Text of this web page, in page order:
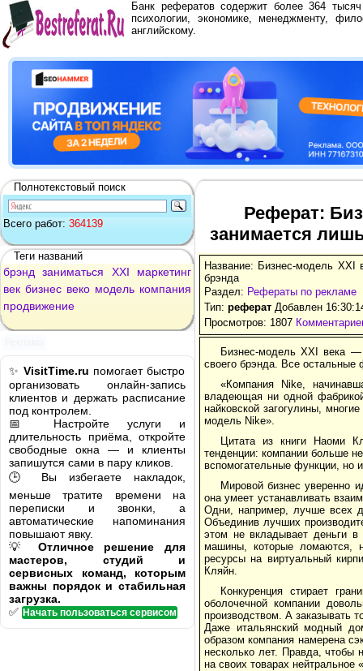
Банк рефератов содержит более 364
психологии, экономике, менеджменту,
английскому.
Полнотекстовый поиск
Всего работ: 364139
Теги названий
брэнд заниматься XXI
маркетинг
век бизнес веко модель компания
продвижение
✨ VisitTime.ru помогает быстро
организовать онлайн-запись
клиентов и держать расписание
под контролем.
📅 Настройте услуги и
длительность приёма, откройте
свободные окна — и клиенты
запишутся сами в пару кликов.
🕒 Вы избегаете накладок,
меньше тратите времени на
переписки и звонки, а
автоматические напоминания
повышают явку.
💡 Отличное решение для
мастеров, студий и
сервисных команд, которым
важны порядок и стабильная
загрузка.
✅ Начать пользоваться сервисом
Реферат:
занимается
Название: Бизнес-модель XXI
брэнда
Раздел: Рефераты по рекламе
Тип: реферат Добавлен
Просмотров: 1807
Бизнес-модель XXI века —
своего брэнда. Все остальные
«Компания Nike,
владеющая ни одной
найковской загогулины,
модель Nike».
Цитата из книги Наоми
тенденции: компании больше
вспомогательные функции, но
Мировой бизнес уверенно
она умеет устанавливать
Одни, например, лучше всех
Объединив лучших
этом не вкладывает деньги в
машины, которые ломаются,
ресурсы на виртуальный
Кляйн.
Конкуренция стирает
оболочечной компании
производством. А заказывать
Даже итальянский модный
образом компания намерена
несколько лет. Правда, чтобы
на своих товарах нейтральное